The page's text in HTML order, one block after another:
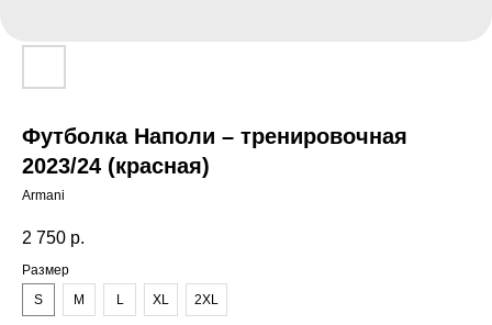
Футболка Наполи – тренировочная
2023/24 (красная)
Armani
2 750 р.
Размер
S
M L XL 2XL